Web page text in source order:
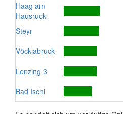
Haag am
Hausruck
Steyr
Vöcklabruck
Lenzing 3
Bad Ischl